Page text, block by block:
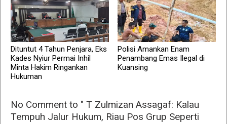
Dituntut 4 Tahun Penjara, Eks
Kades Nyiur Permai Inhil
Minta Hakim Ringankan
Hukuman
Polisi Amankan Enam
Penambang Emas Ilegal di
Kuansing
No Comment to " T Zulmizan Assagaf: Kalau
Tempuh Jalur Hukum, Riau Pos Grup Seperti